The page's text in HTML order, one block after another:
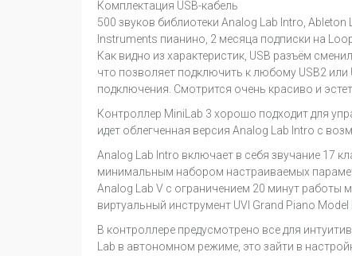
Комплектация USB-кабель
500 звуков библиотеки Analog Lab Intro, Ableton
Instruments пианино, 2 месяца подписки на
Как видно из характеристик, USB разъём
что позволяет подключить к любому USB2 или
подключения. Смотрится очень красиво и
Контроллер MiniLab 3 хорошо подходит для
идет облегченная версия Analog Lab Intro с
Analog Lab Intro включает в себя звучание 17
минимальным набором настраиваемых
Analog Lab V с ограничением 20 минут работы
виртуальный инструмент UVI Grand Piano Model
В контроллере предусмотрено все для
Lab в автономном режиме, это зайти в